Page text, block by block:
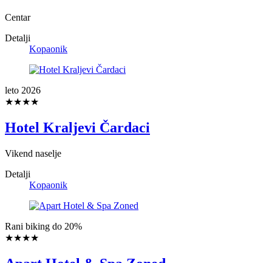
Centar
Detalji
Kopaonik
leto 2026
★★★★
Hotel Kraljevi Čardaci
Vikend naselje
Detalji
Kopaonik
Rani biking do 20%
★★★★